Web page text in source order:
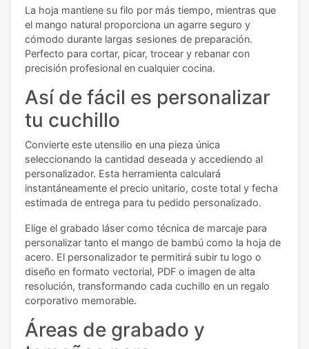
La hoja mantiene su filo por más tiempo, mientras que
el mango natural proporciona un agarre seguro y
cómodo durante largas sesiones de preparación.
Perfecto para cortar, picar, trocear y rebanar con
precisión profesional en cualquier cocina.
Así de fácil es personalizar
tu cuchillo
Convierte este utensilio en una pieza única
seleccionando la cantidad deseada y accediendo al
personalizador. Esta herramienta calculará
instantáneamente el precio unitario, coste total y fecha
estimada de entrega para tu pedido personalizado.
Elige el grabado láser como técnica de marcaje para
personalizar tanto el mango de bambú como la hoja de
acero. El personalizador te permitirá subir tu logo o
diseño en formato vectorial, PDF o imagen de alta
resolución, transformando cada cuchillo en un regalo
corporativo memorable.
Áreas de grabado y